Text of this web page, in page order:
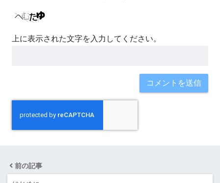
上に表示された文字を入力してください。
前の記事